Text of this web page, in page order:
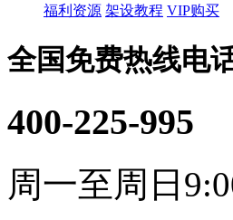
福利资源 架设教程 VIP购买
全国免费热线电
400-225-995
周一至周日